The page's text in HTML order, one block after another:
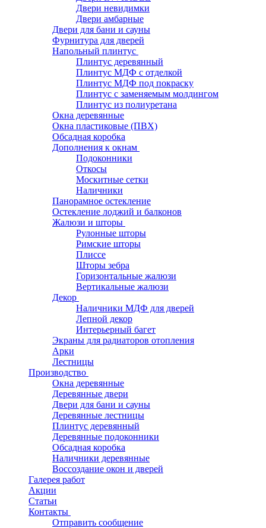
Двери невидимки
Двери амбарные
Двери для бани и сауны
Фурнитура для дверей
Напольный плинтус
Плинтус деревянный
Плинтус МДФ с отделкой
Плинтус МДФ под покраску
Плинтус с заменяемым молдингом
Плинтус из полиуретана
Окна деревянные
Окна пластиковые (ПВХ)
Обсадная коробка
Дополнения к окнам
Подоконники
Откосы
Москитные сетки
Наличники
Панорамное остекление
Остекление лоджий и балконов
Жалюзи и шторы
Рулонные шторы
Римские шторы
Плиссе
Шторы зебра
Горизонтальные жалюзи
Вертикальные жалюзи
Декор
Наличники МДФ для дверей
Лепной декор
Интерьерный багет
Экраны для радиаторов отопления
Арки
Лестницы
Производство
Окна деревянные
Деревянные двери
Двери для бани и сауны
Деревянные лестницы
Плинтус деревянный
Деревянные подоконники
Обсадная коробка
Наличники деревянные
Воссоздание окон и дверей
Галерея работ
Акции
Статьи
Контакты
Отправить сообщение